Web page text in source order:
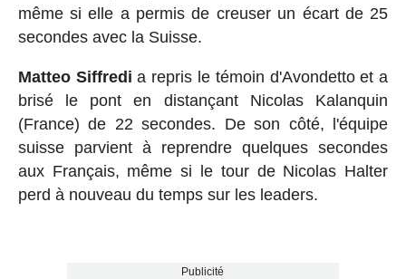
même si elle a permis de creuser un écart de 25
secondes avec la Suisse.
Matteo Siffredi a repris le témoin d'Avondetto et a
brisé le pont en distançant Nicolas Kalanquin
(France) de 22 secondes. De son côté, l'équipe
suisse parvient à reprendre quelques secondes
aux Français, même si le tour de Nicolas Halter
perd à nouveau du temps sur les leaders.
Publicité